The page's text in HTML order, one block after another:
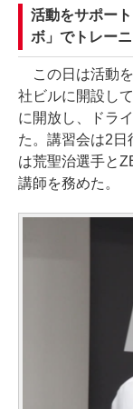
活動をサポー
ボ」でトレー
この日は活動
社ビルに開設し
に開放し、ドラ
た。講習会は2日
は荒聖治選手と
講師を務めた。